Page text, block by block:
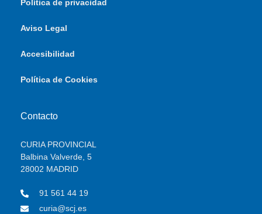
Política de privacidad
Aviso Legal
Accesibilidad
Política de Cookies
Contacto
CURIA PROVINCIAL
Balbina Valverde, 5
28002 MADRID
91 561 44 19
curia@scj.es